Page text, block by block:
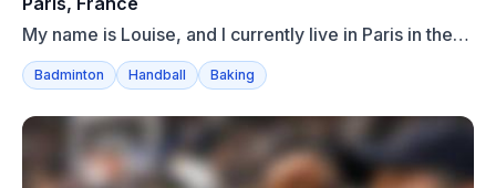
My name is Louise, and I currently live in Paris in the
Sain...
Badminton Handball Baking